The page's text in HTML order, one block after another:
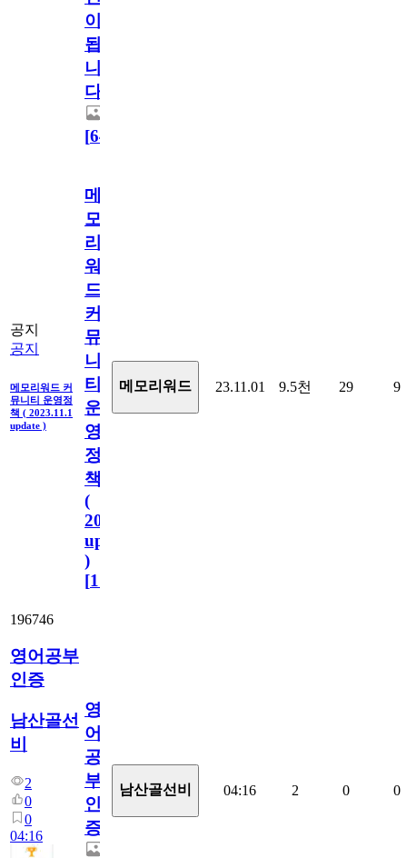
이
됩
니
다.
[64
공지
공지
메모리워드 커
뮤니티 운영정
책 ( 2023.11.1
update )
메
모
리
워
드
커
뮤
니
티
운
영
정
책
(
2023.11.1
update
)
[110
메모리워드 23.11.01 9.5천 29 9
196746
영어공부
인증
남산골선
비
2
0
0
04:16
영
어
공
부
인
증
남산골선비 04:16 2 0 0